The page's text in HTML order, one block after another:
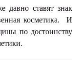
давно ставят знак
косметика. И
по достоинству